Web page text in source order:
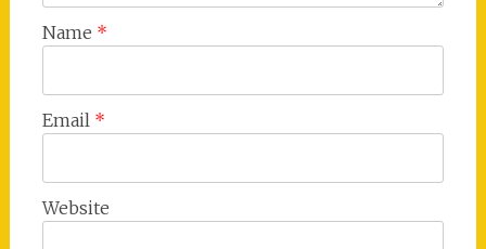
Name *
Email *
Website